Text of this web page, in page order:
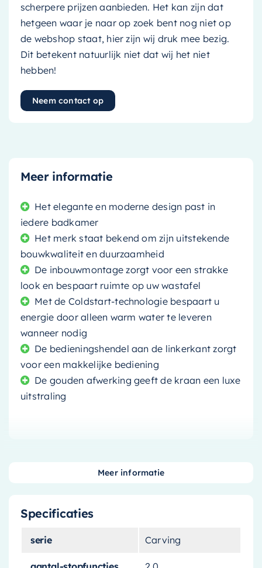
scherpere prijzen aanbieden. Het kan zijn dat
hetgeen waar je naar op zoek bent nog niet op
de webshop staat, hier zijn wij druk mee bezig.
Dit betekent natuurlijk niet dat wij het niet
hebben!
Neem contact op
Meer informatie
Het elegante en moderne design past in
iedere badkamer
Het merk staat bekend om zijn uitstekende
bouwkwaliteit en duurzaamheid
De inbouwmontage zorgt voor een strakke
look en bespaart ruimte op uw wastafel
Met de Coldstart-technologie bespaart u
energie door alleen warm water te leveren
wanneer nodig
De bedieningshendel aan de linkerkant zorgt
voor een makkelijke bediening
De gouden afwerking geeft de kraan een luxe
uitstraling
Voeg een vleugje elegantie en luxe toe aan uw
afkomstig van een merk bekend om zijn
uitmuntende vakmanschap, combineert stijl en
functionaliteit om u de perfecte aanvulling op
uw badkamer te bieden.
Specificaties
serie Carving
Meer informatie